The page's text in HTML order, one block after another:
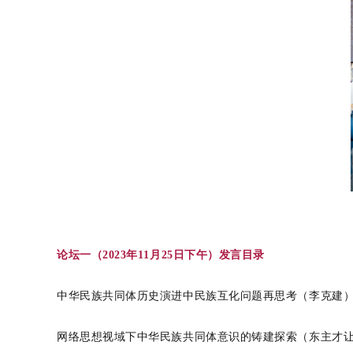
论坛一（2023年11 月 25 日下午）发言目录
中华民族共同体历史演进中民族互化问题再思考（李克建
网络思想视域下中华民族共同体意识的铸建探索 （东主才